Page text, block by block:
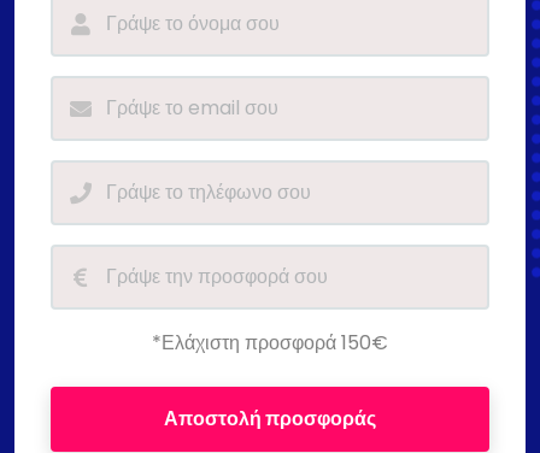
*Ελάχιστη προσφορά 150€
Αποστολή προσφοράς